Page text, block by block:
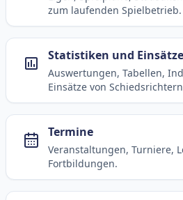
zum laufenden Spielbetrieb.
Statistiken und Einsätze
Auswertungen, Tabellen,
Einsätze von
Termine
Veranstaltungen, Turniere,
Fortbildungen.